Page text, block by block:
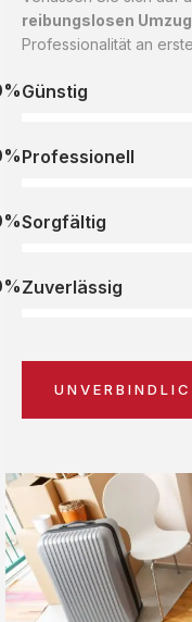
reibungslosen
Professionalität an
Günstig
Professionell
Sorgfältig
Zuverlässig